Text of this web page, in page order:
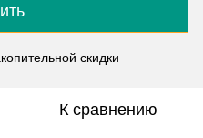
скидки
К сравнению